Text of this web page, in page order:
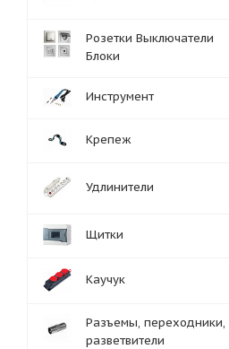
Розетки Выключатели
Блоки
Инструмент
Крепеж
Удлинители
Щитки
Каучук
Разъемы, переходники,
разветвители